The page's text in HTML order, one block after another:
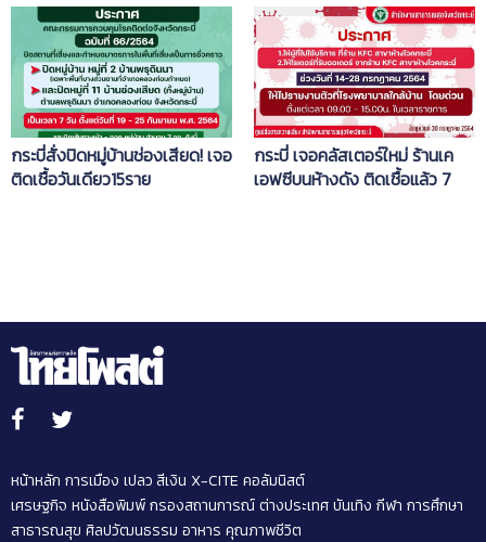
กระบี่สั่งปิดหมู่บ้านช่องเสียด! เจอ
ติดเชื้อวันเดียว15ราย
กระบี่ เจอคลัสเตอร์ใหม่ ร้านเค
เอฟซีบนห้างดัง ติดเชื้อแล้ว 7
หน้าหลัก การเมือง เปลว สีเงิน X-CITE คอลัมนิสต์
เศรษฐกิจ หนังสือพิมพ์กรองสถานการณ์ต่างประเทศบันเทิง กีฬา การศึกษา
สาธารณสุข ศิลปวัฒนธรรม อาหาร คุณภาพชีวิต